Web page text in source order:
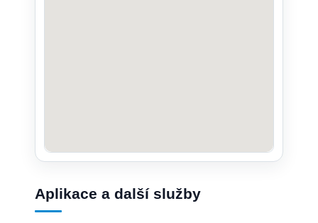
Aplikace a další služby